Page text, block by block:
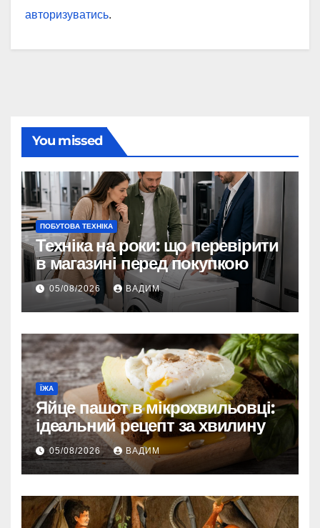
авторизуватись.
You missed
ПОБУТОВА ТЕХНІКА
Техніка на роки: що перевірити
в магазині перед покупкою
05/08/2026 ВАДИМ
ЇЖА
Яйце пашот в мікрохвильовці:
ідеальний рецепт за хвилину
05/08/2026 ВАДИМ